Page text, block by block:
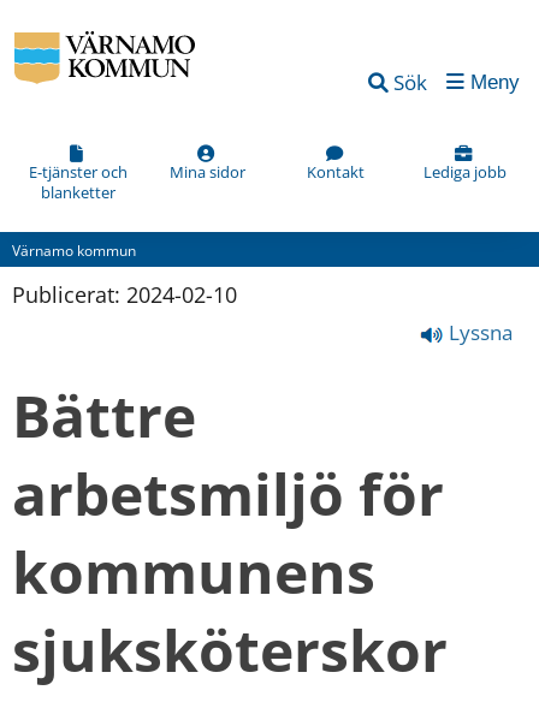
Sök Meny
E-tjänster och
blanketter
Mina sidor Kontakt Lediga jobb
Värnamo kommun
Publicerat: 2024-02-10
Lyssna
Bättre
arbetsmiljö för
kommunens
sjuksköterskor